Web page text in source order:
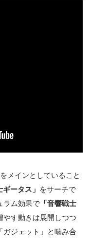
メインとしていること
ギータス」 をサーチで
ラム効果で 「音響戦士
やす動きは展開しつつ
ガジェット」と噛み合